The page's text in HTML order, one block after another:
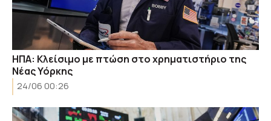
ΗΠΑ: Κλείσιμο με πτώση στο χρηματιστήριο της
Νέας Υόρκης
24/06 00:26